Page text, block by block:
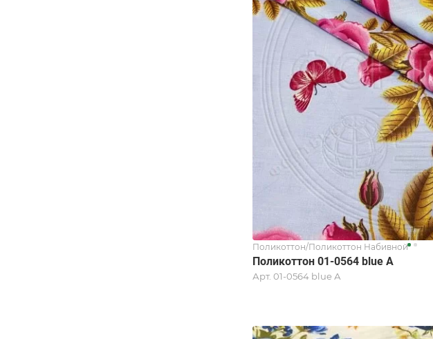
Поликоттон/Поликоттон Набивной
Поликоттон 01-0564 blue А
Арт. 01-0564 blue А